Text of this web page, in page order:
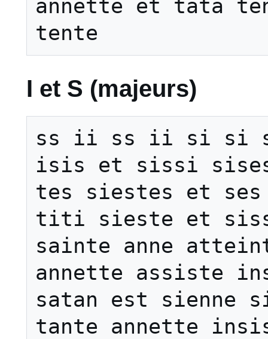
annette et tata
I et S (majeurs)
ss ii ss ii si si
isis et sissi
tes siestes et ses
titi sieste et
sainte anne
annette assiste
satan est sienne
tante annette